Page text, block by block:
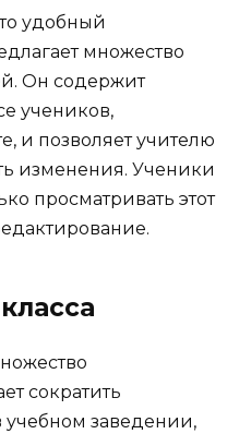
удобный
множество
Он содержит
учеников,
и позволяет учителю
изменения. Ученики
просматривать этот
сократить
учебном заведении,